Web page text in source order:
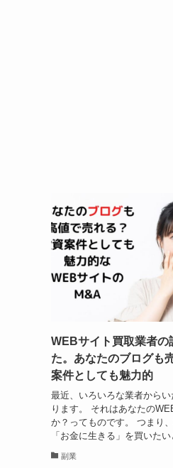
WEBサイト買取業者の
た。あなたのブログも
案件としても魅力的
最近、いろいろな業者から
ります。 それはあなたの
か？ってものです。 つまり
「お金に生きる」を買いた
副業